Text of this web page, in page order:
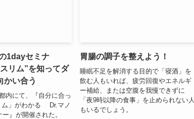
1dayセミナ
リム”を知ってダ
かい合う
内にて、『自分に合っ
ム」がわかる Dr.マノ
』が開催された。
胃腸の調子を整えよう！
睡眠不足を解消する目的で「寝酒」を
飲む人もいれば、疲労回復やエネルギ
ー補給、または空腹を我慢できずに
「夜9時以降の食事」を止められない人
もいるでしょう。